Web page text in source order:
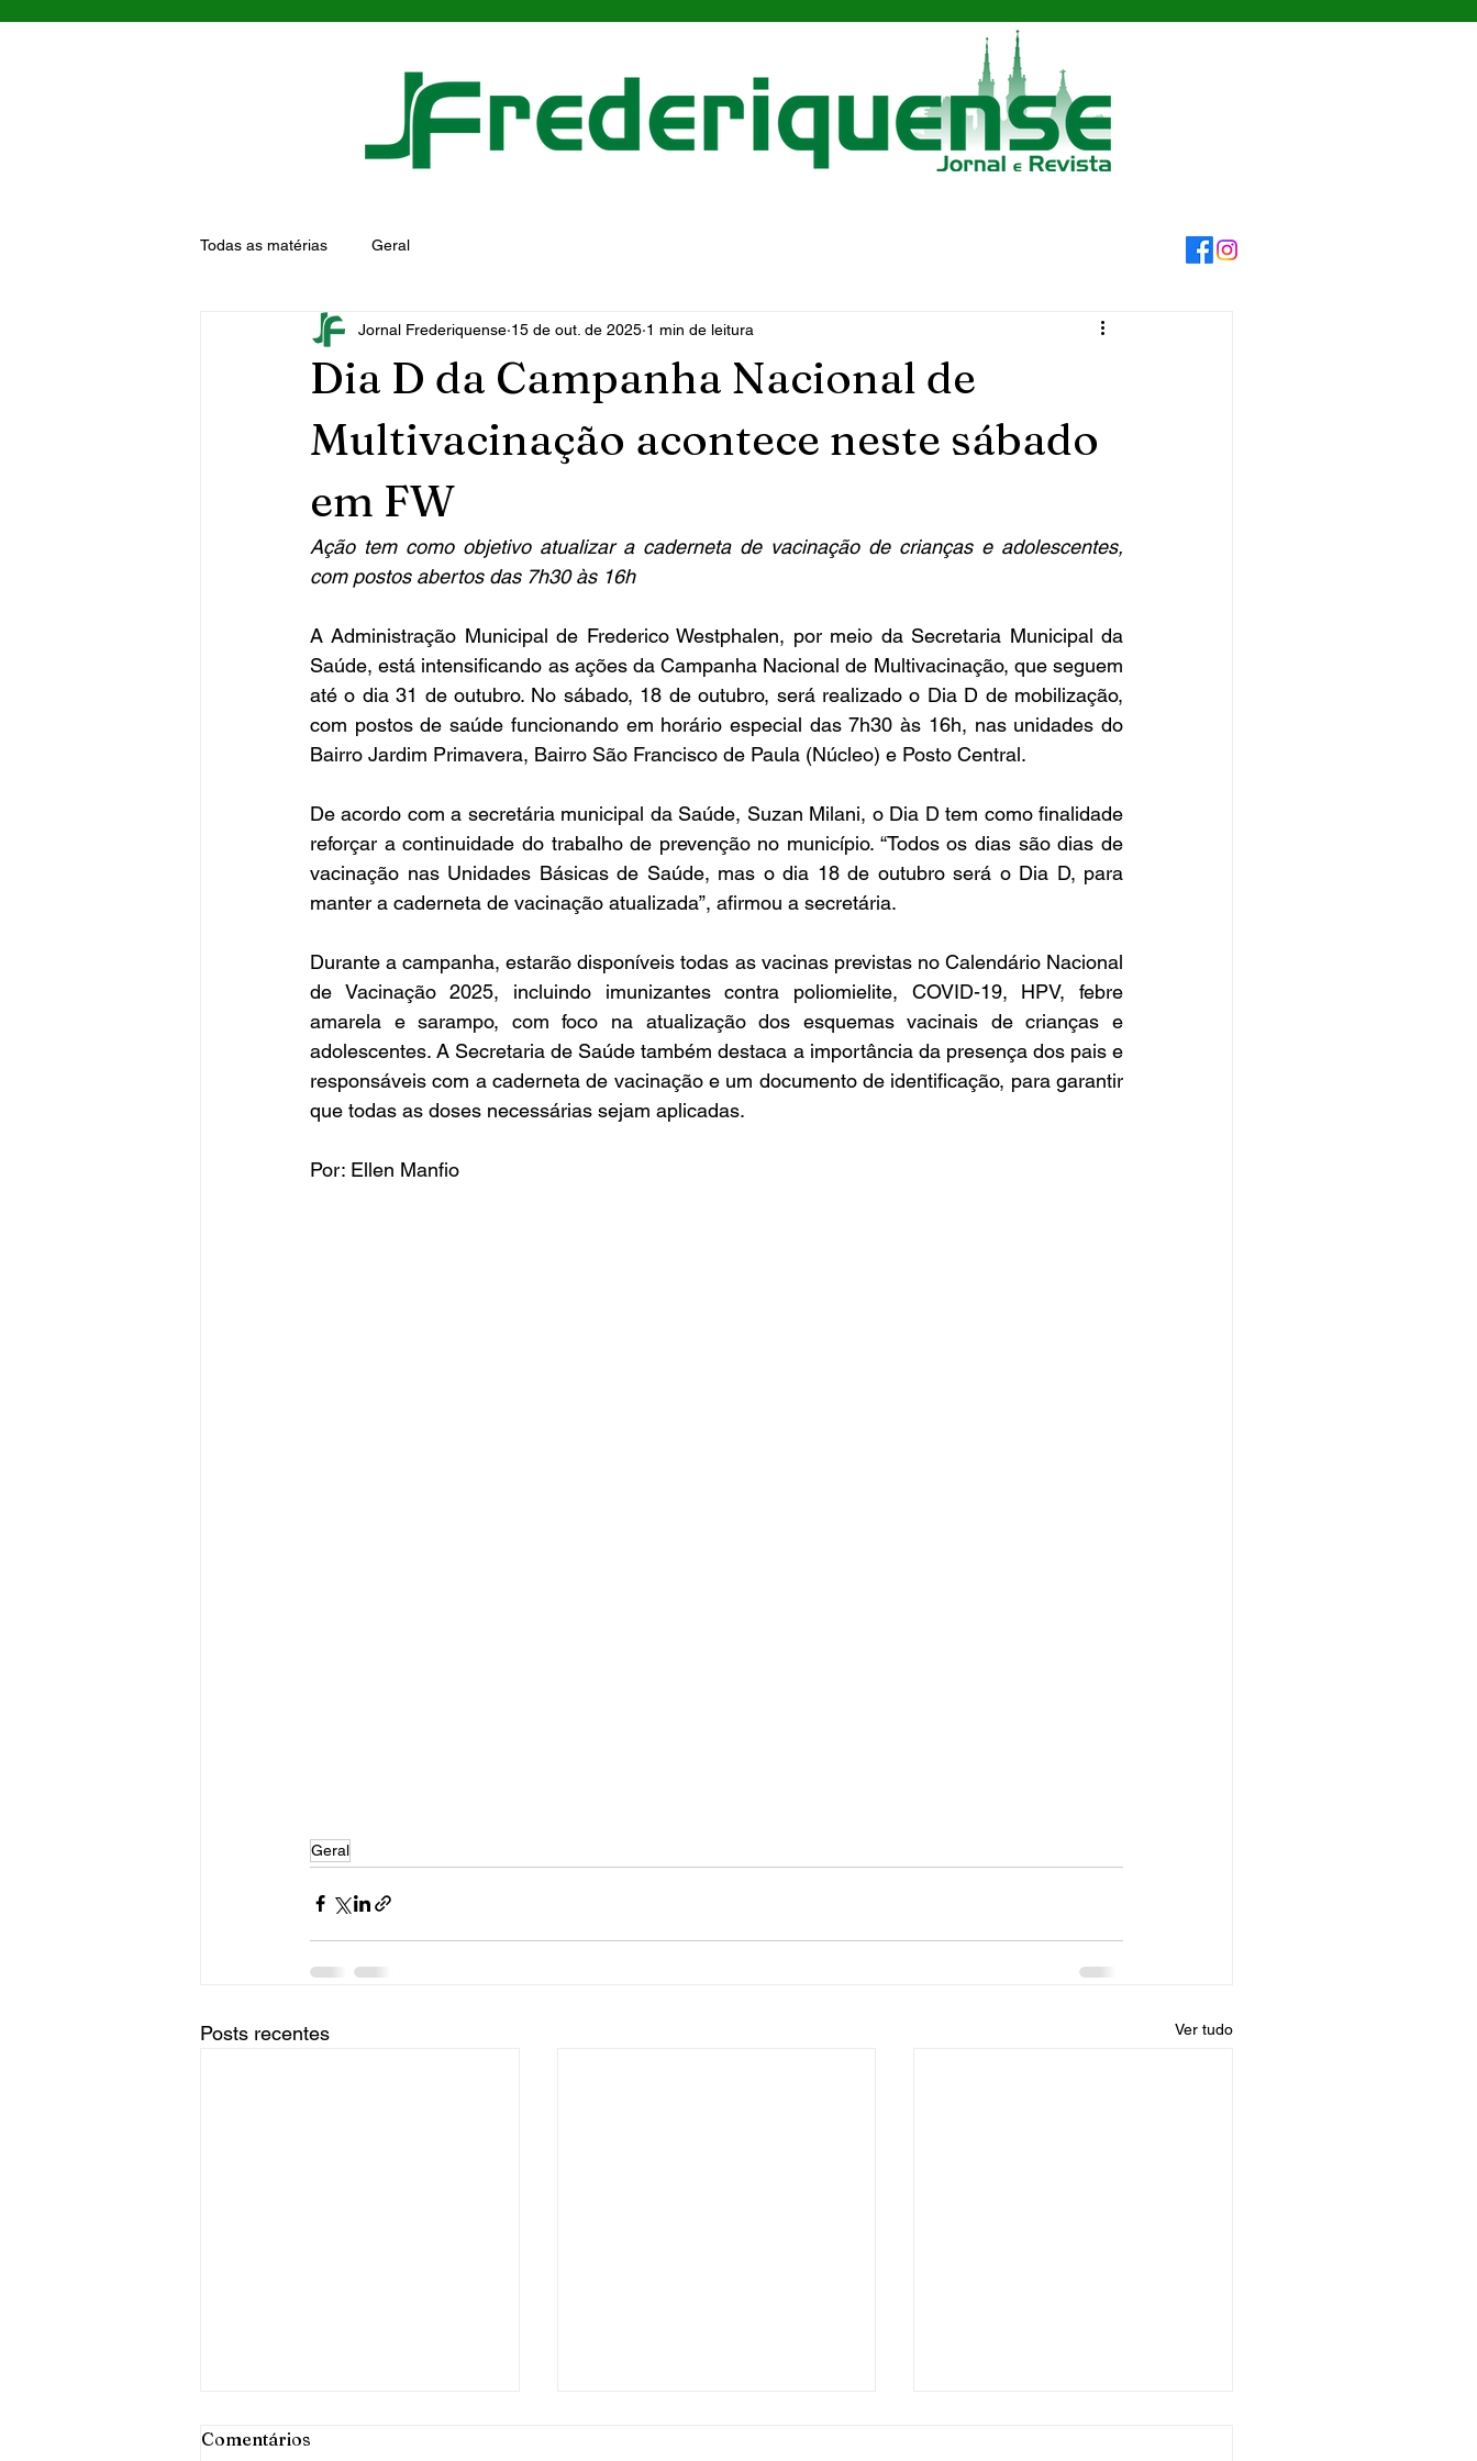
Todas as matérias Geral
Dia D da Campanha Nacional de
Multivacinação acontece neste sábado
em FW
Jornal Frederiquense 15 de out. de 2025 1 min de leitura
Ação tem como objetivo atualizar a caderneta de vacinação de crianças e adolescentes,
com postos abertos das 7h30 às 16h
A Administração Municipal de Frederico Westphalen, por meio da Secretaria Municipal da
Saúde, está intensificando as ações da Campanha Nacional de Multivacinação, que seguem
até o dia 31 de outubro. No sábado, 18 de outubro, será realizado o Dia D de mobilização,
com postos de saúde funcionando em horário especial das 7h30 às 16h, nas unidades do
Bairro Jardim Primavera, Bairro São Francisco de Paula (Núcleo) e Posto Central.
De acordo com a secretária municipal da Saúde, Suzan Milani, o Dia D tem como finalidade
reforçar a continuidade do trabalho de prevenção no município. “Todos os dias são dias de
vacinação nas Unidades Básicas de Saúde, mas o dia 18 de outubro será o Dia D, para
manter a caderneta de vacinação atualizada”, afirmou a secretária.
Durante a campanha, estarão disponíveis todas as vacinas previstas no Calendário Nacional
de Vacinação 2025, incluindo imunizantes contra poliomielite, COVID-19, HPV, febre
amarela e sarampo, com foco na atualização dos esquemas vacinais de crianças e
adolescentes. A Secretaria de Saúde também destaca a importância da presença dos pais e
responsáveis com a caderneta de vacinação e um documento de identificação, para garantir
que todas as doses necessárias sejam aplicadas.
Por: Ellen Manfio
Geral
Posts recentes Ver tudo
Comentários